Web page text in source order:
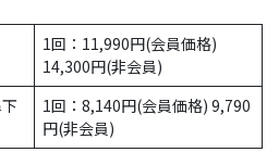
1回：11,990円(会員価格)
14,300円(非会員)
1回：8,140円(会員価格) 9,790
円(非会員)